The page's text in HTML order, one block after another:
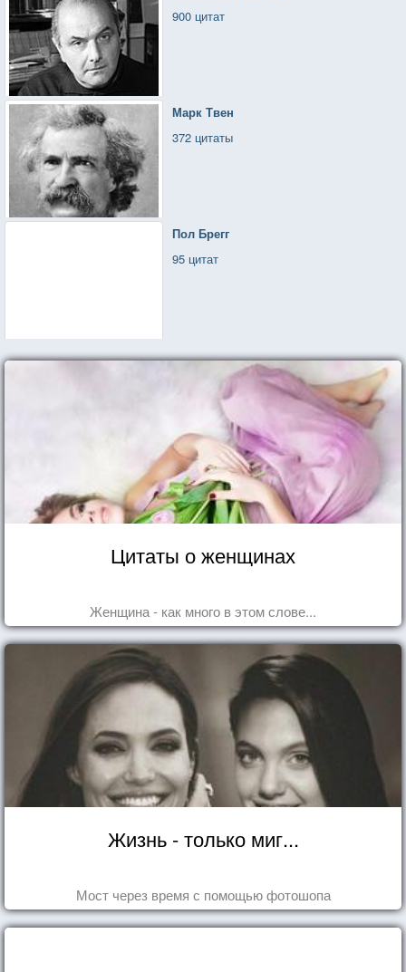
900 цитат
Марк Твен
372 цитаты
Пол Брегг
95 цитат
Цитаты о женщинах
Женщина - как много в этом слове...
Жизнь - только миг...
Мост через время с помощью фотошопа